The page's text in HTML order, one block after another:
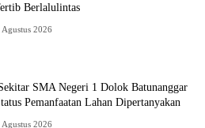
Berlalulintas
Agustus 2026
SMA Negeri 1 Dolok Batunanggar
Pemanfaatan Lahan Dipertanyakan
Agustus 2026